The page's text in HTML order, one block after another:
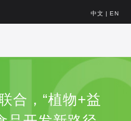
中文 | EN
合，“植物+益